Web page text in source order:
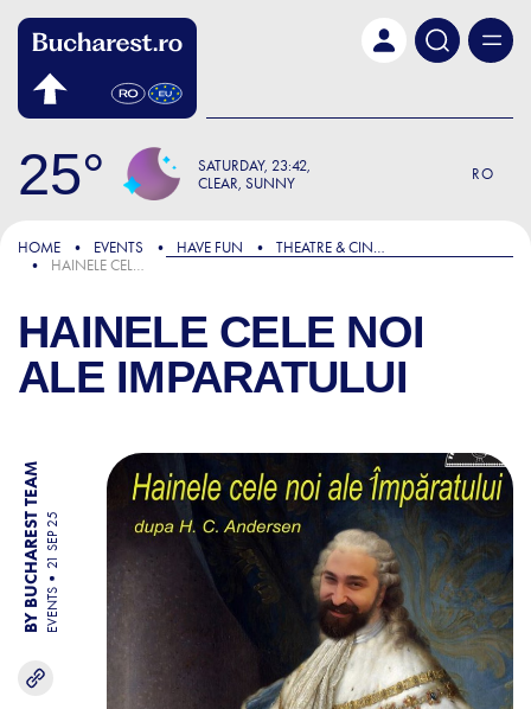
25 SATURDAY 23:42
CLEAR, SUNNY
RO
HOME EVENTS HAVE FUN
THEATRE & CINEMA
HAINELE CELE NOI ALE IMPARATULUI
HAINELE CELE NOI
ALE IMPARATULUI
BY BUCHAREST TEAM EVENTS
21 SEP 25